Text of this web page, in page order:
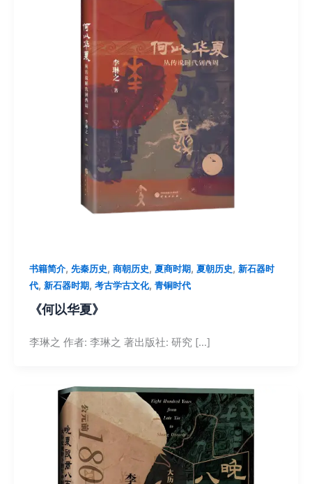
书籍简介, 先秦历史, 商朝历史, 夏商时期, 夏朝历史, 新石器时
代, 新石器时期, 考古学古文化, 青铜时代
《何以华夏》
李琳之 作者: 李琳之 著出版社: 研究 […]